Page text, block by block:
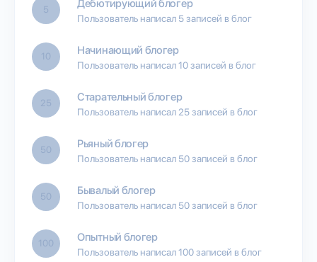
5 Дебютирующий блогер
Пользователь написал 5 записей в блог
10 Начинающий блогер
Пользователь написал 10 записей в блог
25 Старательный блогер
Пользователь написал 25 записей в блог
50 Рьяный блогер
Пользователь написал 50 записей в блог
50 Бывалый блогер
Пользователь написал 50 записей в блог
100 Опытный блогер
Пользователь написал 100 записей в блог